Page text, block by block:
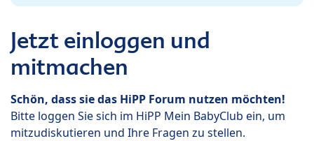
Jetzt einloggen und
mitmachen
Schön, dass sie das HiPP Forum nutzen möchten!
Bitte loggen Sie sich im HiPP Mein BabyClub ein, um
mitzudiskutieren und Ihre Fragen zu stellen.